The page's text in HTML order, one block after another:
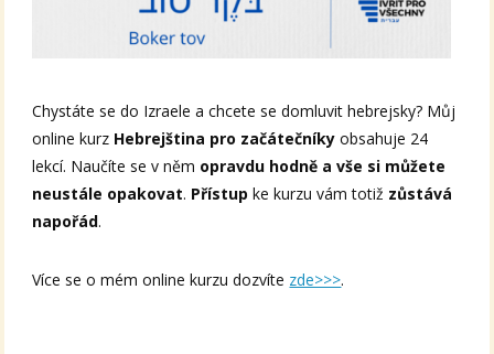
Chystáte se do Izraele a chcete se domluvit hebrejsky? Můj
online kurz Hebrejština pro začátečníky obsahuje 24
lekcí. Naučíte se v něm opravdu hodně a vše si můžete
neustále opakovat. Přístupke kurzu vám totiž zůstává
napořád.
Více se o mém online kurzu dozvíte zde>>>.